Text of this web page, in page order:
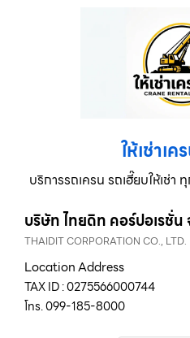
ให้เช่าเ
บริการรถเครน รถเฮี๊ยบให้เช่
บริษัท ไทยดิท คอร์ปอเรชั่น
THAIDIT CORPORATION CO., LTD.
Location Address
TAX ID : 0275566000744
โทร. 099-185-8000